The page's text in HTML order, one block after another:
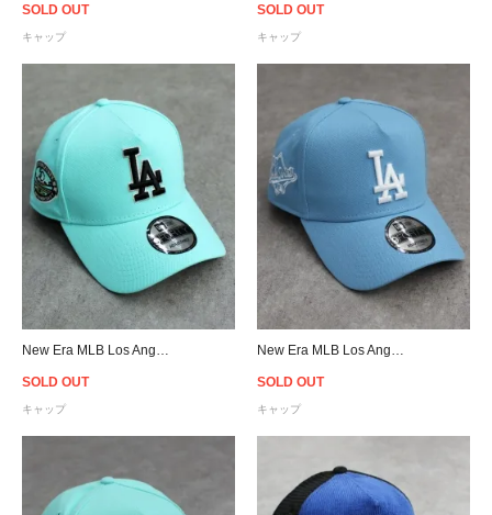
SOLD OUT
キャップ
SOLD OUT
キャップ
SOLD OUT
キャップ
SOLD OUT
キャップ